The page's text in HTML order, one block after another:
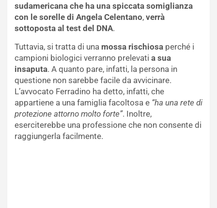
sudamericana che ha una spiccata somiglianza
con le sorelle di Angela Celentano, verrà
sottoposta al test del DNA.
Tuttavia, si tratta di una mossa rischiosa perché i
campioni biologici verranno prelevati a sua
insaputa. A quanto pare, infatti, la persona in
questione non sarebbe facile da avvicinare.
L’avvocato Ferradino ha detto, infatti, che
appartiene a una famiglia facoltosa e “ha una rete di
protezione attorno molto forte”. Inoltre,
eserciterebbe una professione che non consente di
raggiungerla facilmente.